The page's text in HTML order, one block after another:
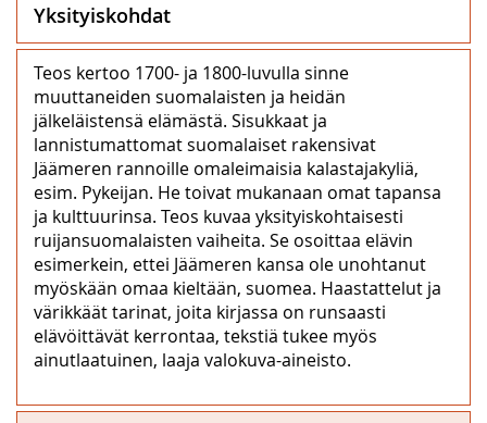
Yksityiskohdat
Teos kertoo 1700- ja 1800-luvulla sinne
muuttaneiden suomalaisten ja heidän
jälkeläistensä elämästä. Sisukkaat ja
lannistumattomat suomalaiset rakensivat
Jäämeren rannoille omaleimaisia kalastajakyliä,
esim. Pykeijan. He toivat mukanaan omat tapansa
ja kulttuurinsa. Teos kuvaa yksityiskohtaisesti
ruijansuomalaisten vaiheita. Se osoittaa elävin
esimerkein, ettei Jäämeren kansa ole unohtanut
myöskään omaa kieltään, suomea. Haastattelut ja
värikkäät tarinat, joita kirjassa on runsaasti
elävöittävät kerrontaa, tekstiä tukee myös
ainutlaatuinen, laaja valokuva-aineisto.